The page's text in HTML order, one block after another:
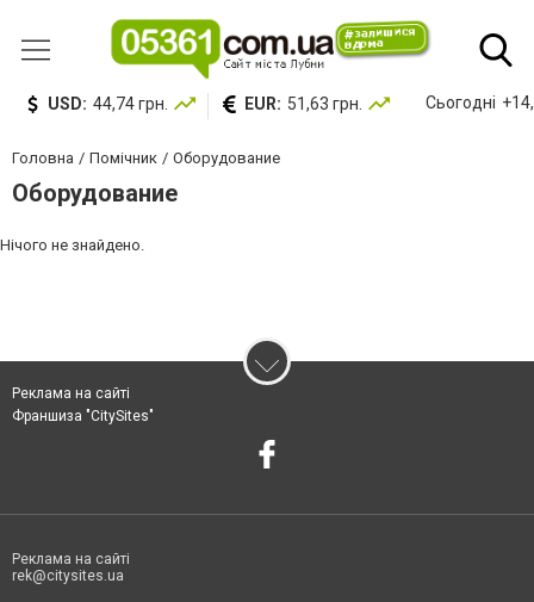
USD: 44,74 грн. EUR: 51,63 грн. Сьогодні
Головна Помічник Оборудование
Оборудование
Нічого не знайдено.
Реклама на сайті
Франшиза "CitySites"
Реклама на сайті
rek@citysites.ua